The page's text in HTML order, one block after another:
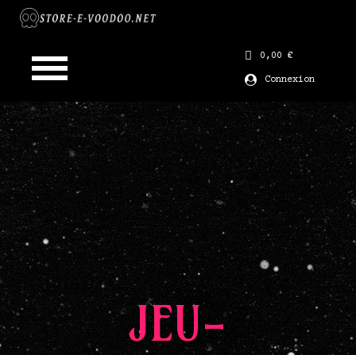
0,00 €
Connexion
JEUX CONCOURS DÉCEMBRE 2022
BAIN DÉMARRÉ
500 ML
JEU-